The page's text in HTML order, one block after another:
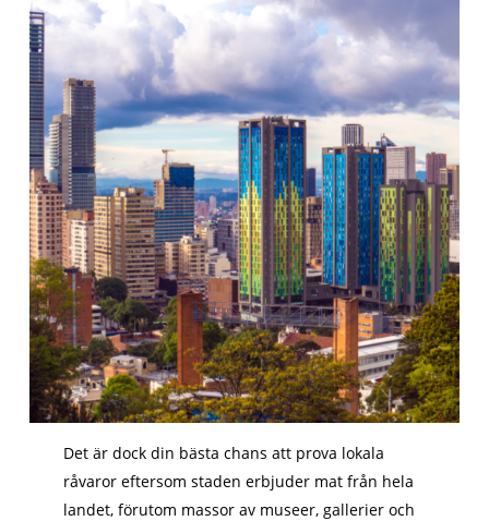
Det är dock din bästa chans att prova lokala
råvaror eftersom staden erbjuder mat från hela
landet, förutom massor av museer, gallerier och